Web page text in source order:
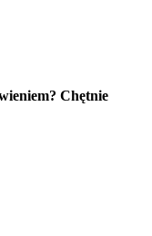
Chętnie